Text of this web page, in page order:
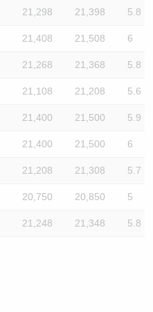
21,298 21,398 5.8
21,408 21,508 6
21,268 21,368 5.8
21,108 21,208 5.6
21,400 21,500 5.9
21,400 21,500 6
21,208 21,308 5.7
20,750 20,850 5
21,248 21,348 5.8